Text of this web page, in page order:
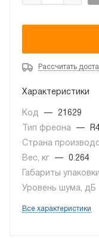
Рассчитать
Характеристики
Код —
21629
Тип фреона
—
Страна
Вес, кг
—
0.264
Габариты упаковки
Уровень шума, дБ
Все характеристики